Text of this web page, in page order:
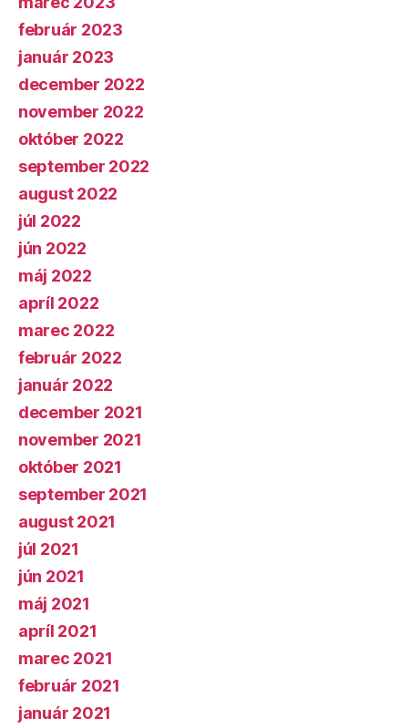
február 2023
január 2023
december 2022
november 2022
október 2022
september 2022
august 2022
júl 2022
jún 2022
máj 2022
apríl 2022
marec 2022
február 2022
január 2022
december 2021
november 2021
október 2021
september 2021
august 2021
júl 2021
jún 2021
máj 2021
apríl 2021
marec 2021
február 2021
január 2021